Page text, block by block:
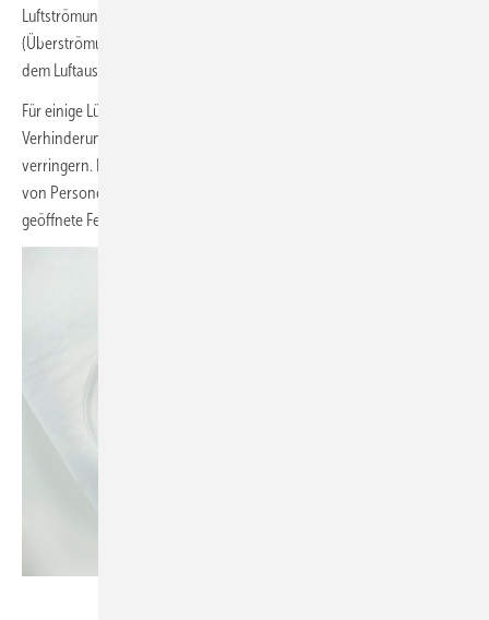
Luftströmung im Raum oder durch die Übertragung in andere Räume
(Überströmung) ist aber die Verbreitung einer Infektionsquelle hinter
dem Luftauslass möglich.
Für einige Lüftungsanlagen wird deshalb ein Abschalten zur
Verhinderung der Verbreitung einer Infektionsquelle Risiken
verringern. Ein Lüften in Intervallen möglichst ohne die Anwesenheit
von Personen und mit hohen Volumenströmen, z. B. über weit
geöffnete Fenster, wäre in diesem Fall geeigneter.